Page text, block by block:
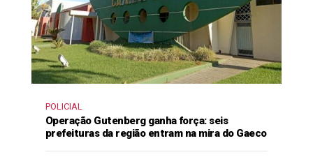
POLICIAL
Operação Gutenberg ganha força: seis
prefeituras da região entram na mira do Gaeco